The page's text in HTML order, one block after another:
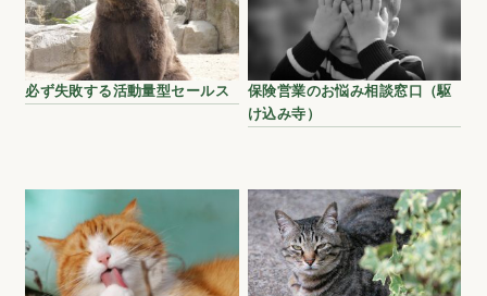
必ず失敗する活動量型セールス
保険営業のお悩み相談窓口（駆
け込み寺）